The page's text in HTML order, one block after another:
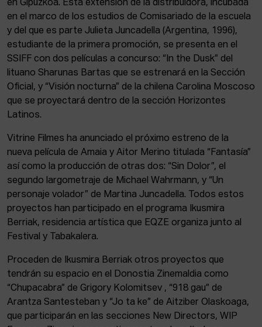
en Gipuzkoa. Esta extensión de la distribuidora, incubada
en el marco de los estudios de Comisariado de la escuela
y del que es parte Julieta Juncadella (Argentina, 1996),
estudiante de la primera promoción, se presenta en el
SSIFF con dos películas a concurso: “In the Dusk” del
lituano Sharunas Bartas que se estrenará en la Sección
Oficial, y “Visión nocturna” de la chilena Carolina Moscoso
que se proyectará dentro de la sección Horizontes
Latinos.
Vitrine Filmes ha anunciado el próximo estreno de la
nueva película de Amaia y Aitor Merino titulada “Fantasía”
así como la producción de otras dos: “Sin Dolor”, el
segundo largometraje de Michael Wahrmann, y “Un
personaje volador” de Martina Juncadella. Todos estos
proyectos han participado en el programa Ikusmira
Berriak, residencia artística que EQZE organiza junto al
Festival y Tabakalera.
Proceden de Ikusmira Berriak otros proyectos que
tendrán su espacio en el Donostia Zinemaldia como
“Chupacabra” de Grigory Kolomitsev , “918 gau” de
Arantza Santesteban y “Jo ta ke” de Aitziber Olaskoaga,
que participarán en las secciones New Directors, WIP